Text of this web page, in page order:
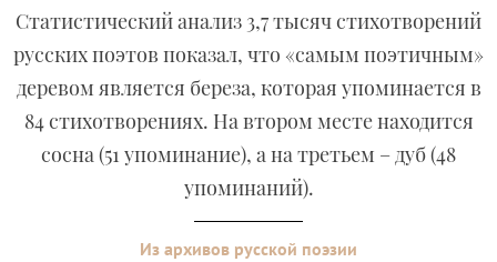
Статистический анализ 3,7 тысяч стихотворений
русских поэтов показал, что «самым поэтичным»
деревом является береза, которая упоминается в
84 стихотворениях. На втором месте находится
сосна (51 упоминание), а на третьем – дуб (48
упоминаний).
Из архивов русской поэзии